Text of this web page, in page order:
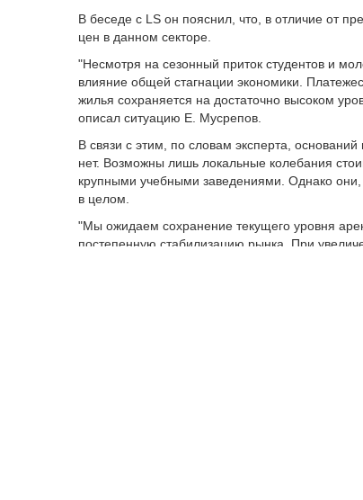
В беседе с LS он пояснил, что, в отличие от
цен в данном секторе.
"Несмотря на сезонный приток студентов и
влияние общей стагнации экономики.
жилья сохраняется на достаточно высоком
описал ситуацию Е. Мусрепов.
В связи с этим, по словам эксперта,
нет. Возможны лишь локальные колебания
крупными учебными заведениями. Однако
в целом.
"Мы ожидаем сохранение текущего уровня
постепенную стабилизацию рынка. При